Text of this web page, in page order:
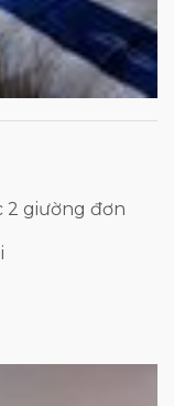
2 giường đơn